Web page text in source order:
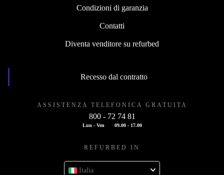
Condizioni di garanzia
Contatti
Diventa venditore su refurbed
Recesso dal contratto
ASSISTENZA TELEFONICA GRATUITA
800 - 72 74 81
Lun - Ven 09.00 - 17.00
REFURBED IN
Italia